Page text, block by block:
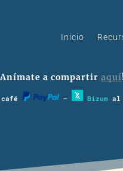
Inicio
a compartir aquí
– Bizum al